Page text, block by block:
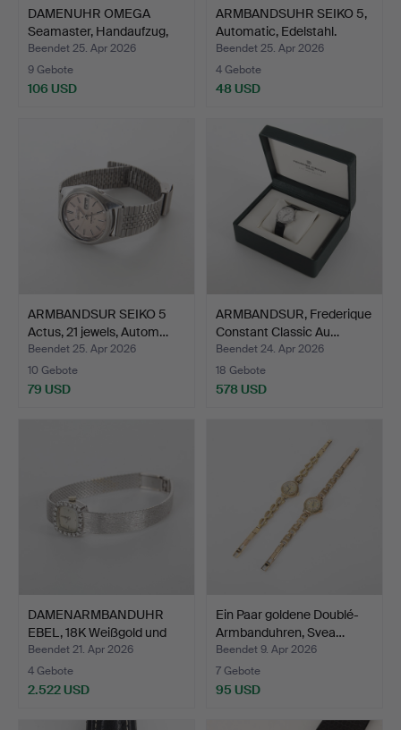
DAMENUHR OMEGA
Seamaster, Handaufzug,
1950…
Beendet 25. Apr 2026
9 Gebote
106 USD
ARMBANDSUHR SEIKO 5,
Automatic, Edelstahl.
Beendet 25. Apr 2026
4 Gebote
48 USD
ARMBANDSUR SEIKO 5
Actus, 21 jewels, Autom…
Beendet 25. Apr 2026
10 Gebote
79 USD
ARMBANDSUR, Frederique
Constant Classic Au…
Beendet 24. Apr 2026
18 Gebote
578 USD
DAMENARMBANDUHR
EBEL, 18K Weißgold und
Dia…
Beendet 21. Apr 2026
4 Gebote
2.522 USD
Ein Paar goldene Doublé-
Armbanduhren, Svea…
Beendet 9. Apr 2026
7 Gebote
95 USD